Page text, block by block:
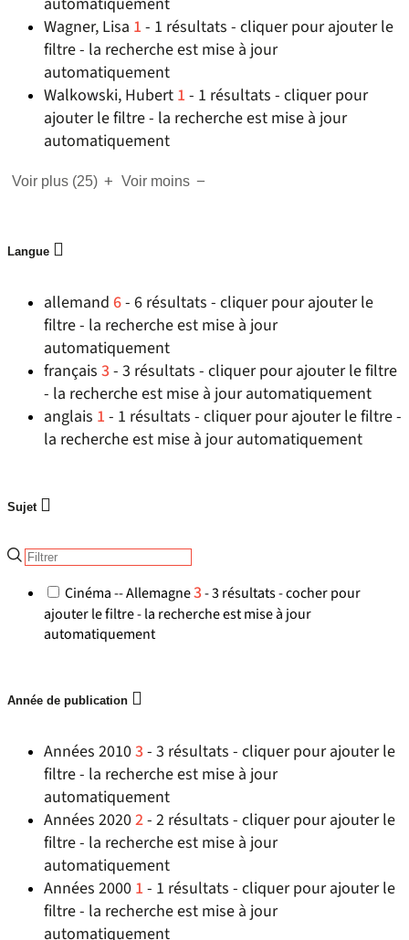
Wagner, Lisa 1 - 1 résultats - cliquer pour ajouter le
filtre - la recherche est mise à jour
automatiquement
Walkowski, Hubert 1 - 1 résultats - cliquer pour
ajouter le filtre - la recherche est mise à jour
automatiquement
Voir plus (25) Voir moins
Langue
allemand 6- 6 résultats - cliquer pour ajouter le
filtre - la recherche est mise à jour
automatiquement
français 3- 3 résultats - cliquer pour ajouter le filtre
- la recherche est mise à jour automatiquement
anglais 1 - 1 résultats - cliquer pour ajouter le filtre -
la recherche est mise à jour automatiquement
Sujet
Cinéma -- Allemagne3- 3 résultats - cocher pour
ajouter le filtre - la recherche est mise à jour
automatiquement
Année de publication
Années 20103- 3 résultats - cliquer pour ajouter le
filtre - la recherche est mise à jour
automatiquement
Années 20202- 2 résultats - cliquer pour ajouter le
filtre - la recherche est mise à jour
automatiquement
Années 2000 1 - 1 résultats - cliquer pour ajouter le
filtre - la recherche est mise à jour
automatiquement